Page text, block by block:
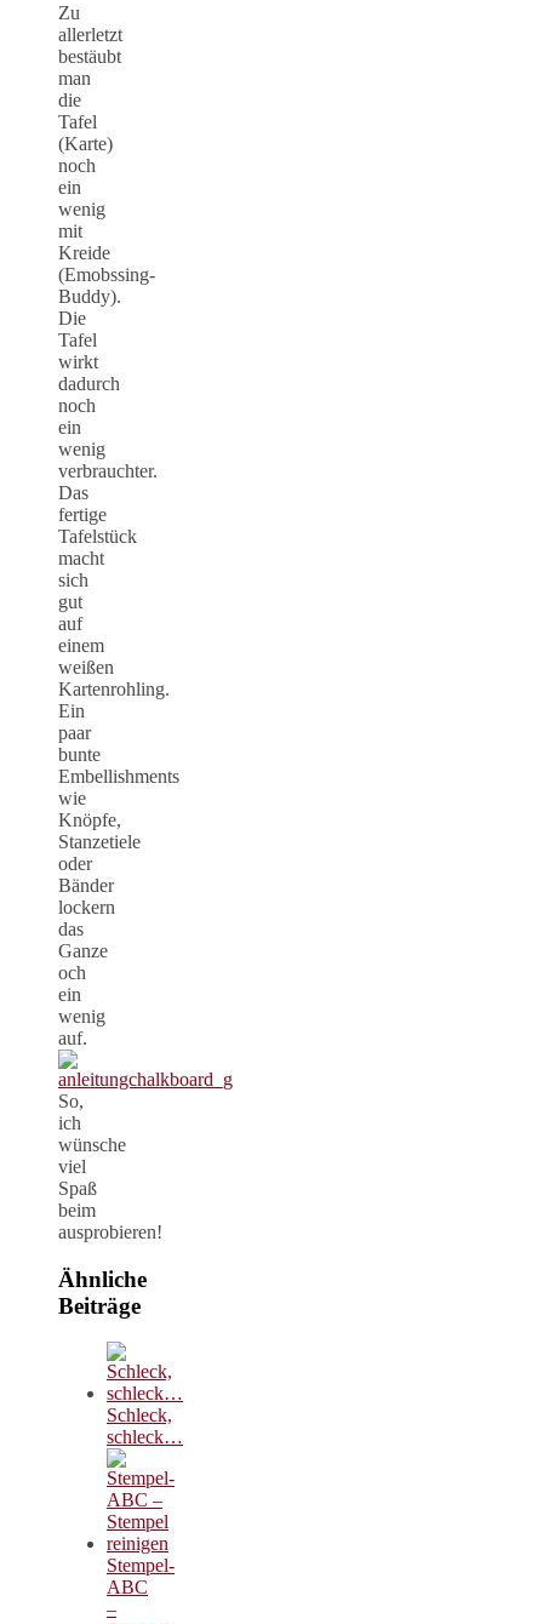
Zu
allerletzt
bestäubt
man
die
Tafel
(Karte)
noch
ein
wenig
mit
Kreide
(Emobssing-
Buddy).
Die
Tafel
wirkt
dadurch
noch
ein
wenig
verbrauchter.
Das
fertige
Tafelstück
macht
sich
gut
auf
einem
weißen
Kartenrohling.
Ein
paar
bunte
Embellishments
wie
Knöpfe,
Stanzetiele
oder
Bänder
lockern
das
Ganze
och
ein
wenig
auf.
So,
ich
wünsche
viel
Spaß
beim
ausprobieren!
Ähnliche
Beiträge
Schleck,
schleck…
Stempel-
ABC
–